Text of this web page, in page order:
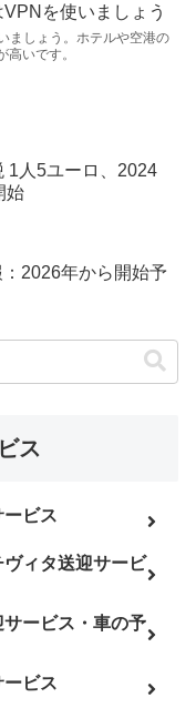
を使いましょう
ましょう。ホテルや空港の
いです。
1人5ユーロ、2024
始
2026年から開始予
ス
ビス
ィタ送迎サービ
ービス・車の予
ビス